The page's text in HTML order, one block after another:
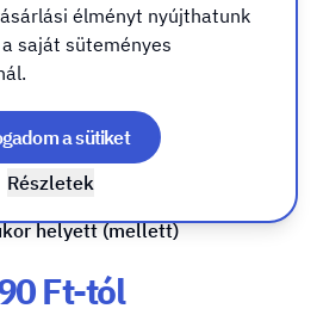
gravírozott
dísz
gravírozással
helyett (mellett)
Ft-tól
élményt nyújthatunk
saját süteményes
Részletek
a sütiket